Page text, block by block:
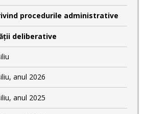
procedurile administrative
deliberative
anul 2026
anul 2025